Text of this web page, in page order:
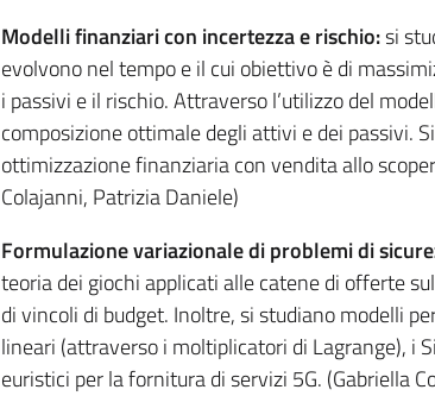
Modelli finanziari con incertezza e rischio:si
evolvono nel tempo e il cui obiettivo è di
i passivi e il rischio. Attraverso l’utilizzo del
composizione ottimale degli attivi e dei passivi.
ottimizzazione finanziaria con vendita allo
Colajanni, Patrizia Daniele)
Formulazione variazionale di problemi di
teoria dei giochi applicati alle catene di offerte
di vincoli di budget. Inoltre, si studiano modelli
lineari (attraverso i moltiplicatori di Lagrange), i
euristici per la fornitura di servizi 5G. (Gabriella